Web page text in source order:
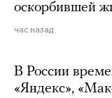
оскорбившей
час назад
В России
«Яндекс»,